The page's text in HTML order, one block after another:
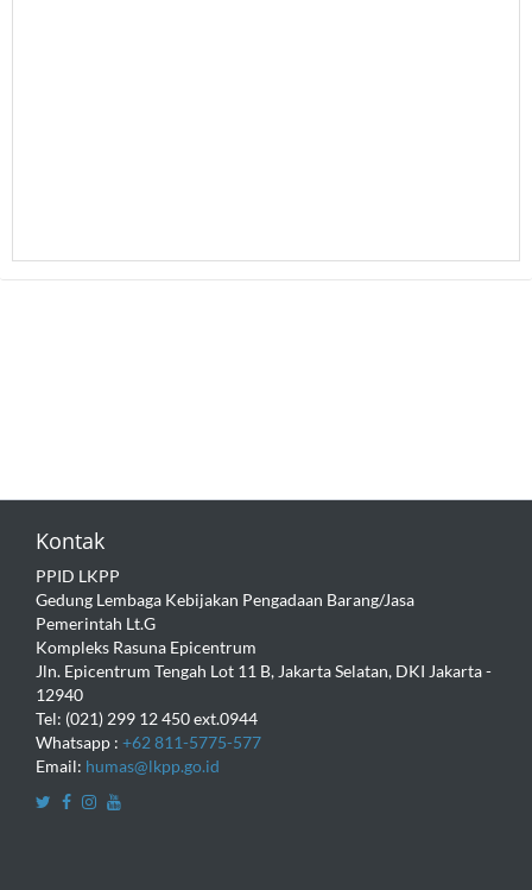
Kontak
PPID LKPP
Gedung Lembaga Kebijakan Pengadaan Barang/Jasa
Pemerintah Lt.G
Kompleks Rasuna Epicentrum
Jln. Epicentrum Tengah Lot 11 B, Jakarta Selatan, DKI Jakarta -
12940
Tel: (021) 299 12 450 ext.0944
Whatsapp : +62 811-5775-577
Email: humas@lkpp.go.id